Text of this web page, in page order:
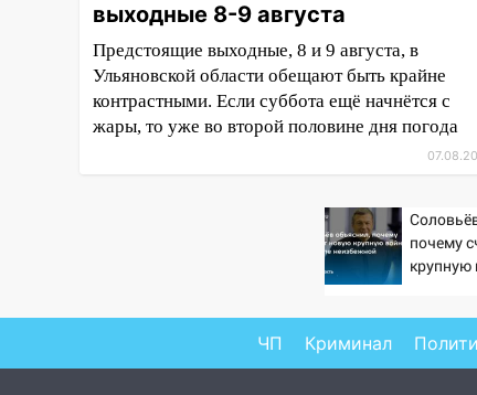
16:35 В Ульяновске установили
ещё девять бункеров для
крупногабаритного мусора
16:26 В Ульяновске бесплатно
покажут матч «Волги» под
госуниверситете разработают
отечественный прибор для
15:47 Ульяновцы могут
вернуть деньги за абонементы
закрывшегося фитнес-клуба
выходные 8-9 августа
Предстоящие выходные, 8 и 9 августа, в
Ульяновской области обещают быть крайне
контрастными. Если суббота ещё начнётся с
жары, то уже во второй половине дня погода
почему
крупную
ЧП Криминал